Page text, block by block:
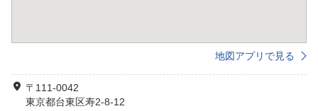
地図アプリで見る
〒111-0042
東京都台東区寿2-8-12